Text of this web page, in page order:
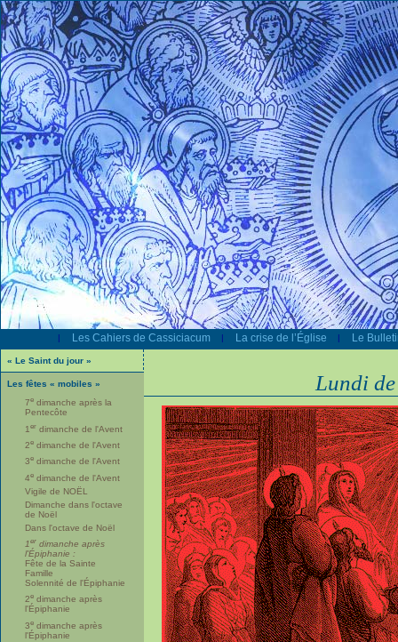
| Les Cahiers de Cassiciacum | La crise de l’Église | Le
« Le Saint du jour »
Les fêtes « mobiles »
7e dimanche après la
Pentecôte
1 er dimanche de l'Avent
2e dimanche de l'Avent
3e dimanche de l'Avent
4e dimanche de l'Avent
Vigile de NOËL
Dimanche dans l'octave
de Noël
Dans l'octave de Noël
1 er dimanche après
l'Épiphanie :
Fête de la Sainte
Famille
Solennité de l'Épiphanie
2e dimanche après
l'Épiphanie
3e dimanche après
l'Épiphanie
Lundi